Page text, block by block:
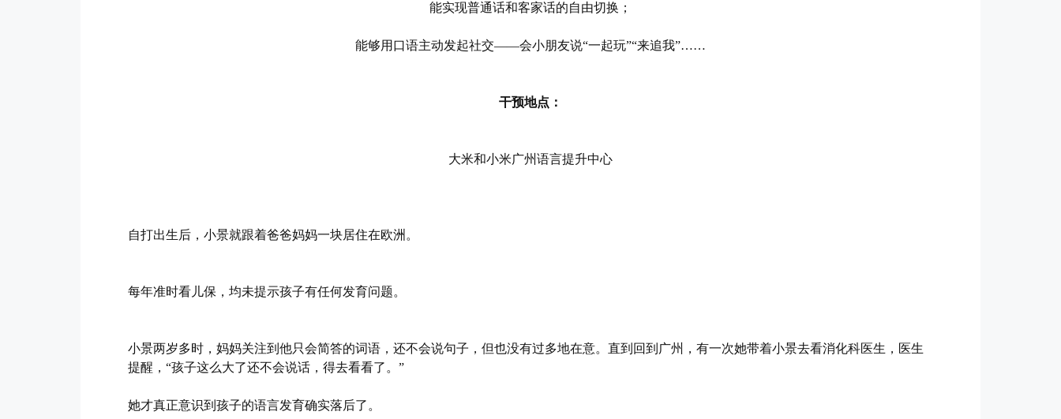
能实现普通话和客家话的自由切换；
能够用口语主动发起社交——会小朋友说“一起玩”“来追我”……
干预地点：
大米和小米广州语言提升中心
自打出生后，小景就跟着爸爸妈妈一块居住在欧洲。
每年准时看儿保，均未提示孩子有任何发育问题。
小景两岁多时，妈妈关注到他只会简答的词语，还不会说句子，但也没有过多地在意。直到回到广州，有一次她带着小景去看消化科医生，医生
提醒，“孩子这么大了还不会说话，得去看看了。”
她才真正意识到孩子的语言发育确实落后了。